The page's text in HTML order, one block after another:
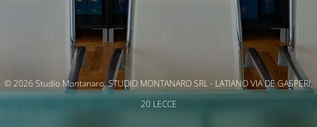
© 2026 Studio Montanaro. STUDIO MONTANARO SRL - LATIANO VIA DE GASPERI,
20 LECCE